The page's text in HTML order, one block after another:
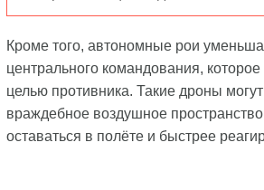
Кроме того, автономные рои
центрального командования, которое
целью противника. Такие дроны
враждебное воздушное
оставаться в полёте и быстрее